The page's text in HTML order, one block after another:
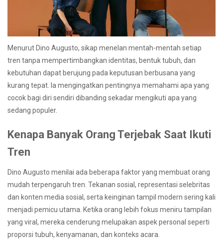
Menurut Dino Augusto, sikap menelan mentah-mentah setiap
tren tanpa mempertimbangkan identitas, bentuk tubuh, dan
kebutuhan dapat berujung pada keputusan berbusana yang
kurang tepat. Ia mengingatkan pentingnya memahami apa yang
cocok bagi diri sendiri dibanding sekadar mengikuti apa yang
sedang populer.
Kenapa Banyak Orang Terjebak Saat Ikuti
Tren
Dino Augusto menilai ada beberapa faktor yang membuat orang
mudah terpengaruh tren. Tekanan sosial, representasi selebritas
dan konten media sosial, serta keinginan tampil modern sering kali
menjadi pemicu utama. Ketika orang lebih fokus meniru tampilan
yang viral, mereka cenderung melupakan aspek personal seperti
proporsi tubuh, kenyamanan, dan konteks acara.